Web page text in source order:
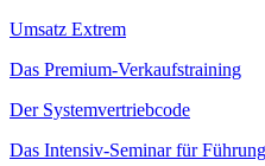
Umsatz Extrem
Das Premium-Verkaufstraining
Der Systemvertriebcode
Das Intensiv-Seminar für